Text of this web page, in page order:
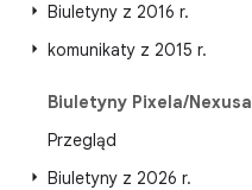
Biuletyny z 2016 r.
komunikaty z 2015 r.
Biuletyny Pixela/Nexusa
Przegląd
Biuletyny z 2026 r.